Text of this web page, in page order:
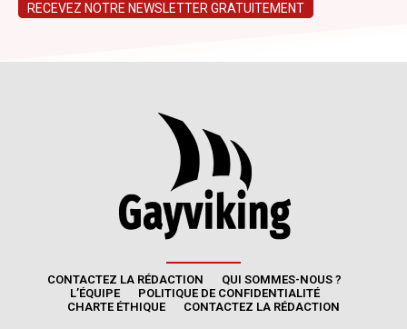
CONTACTEZ LA RÉDACTION
QUI SOMMES-NOUS ?
L’ÉQUIPE
POLITIQUE DE CONFIDENTIALITÉ
CHARTE ÉTHIQUE
CONTACTEZ LA RÉDACTION